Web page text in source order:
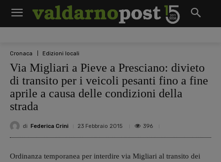
Cronaca Edizioni locali
Via Migliari a Pieve a Presciano: divieto
di transito per i veicoli pesanti fino a fine
aprile a causa delle condizioni della
strada
di Federica Crini 23 Febbraio 2015 396
Ordinanza temporanea per interdire via Migliari al transito dei